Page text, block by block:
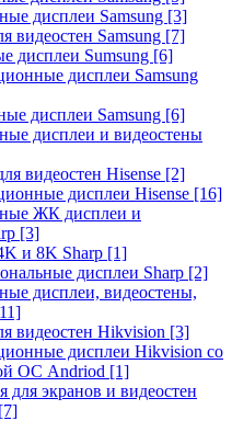
дисплеи Samsung [3]
видеостен Samsung [7]
дисплеи Sumsung [6]
дисплеи Samsung
дисплеи Samsung [6]
дисплеи и видеостены
видеостен Hisense [2]
дисплеи Hisense [16]
ЖК дисплеи и
[3]
и 8K Sharp [1]
дисплеи Sharp [2]
дисплеи, видеостены,
видеостен Hikvision [3]
дисплеи Hikvision со
ОС Andriod [1]
для экранов и видеостен
[7]